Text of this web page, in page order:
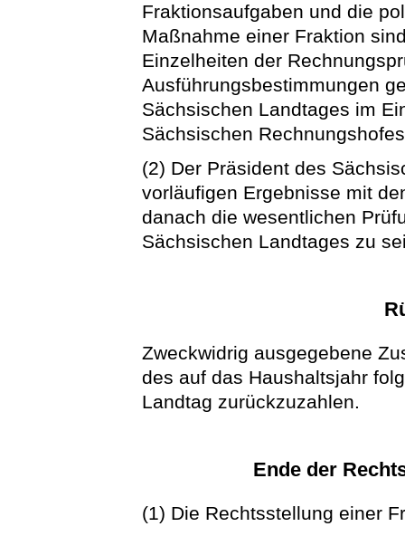
Fraktionsaufgaben und die
Maßnahme einer Fraktion
Einzelheiten der
Ausführungsbestimmungen
Sächsischen Landtages im
Sächsischen
(2) Der Präsident des
vorläufigen Ergebnisse mit
danach die wesentlichen
Sächsischen Landtages zu
Zweckwidrig ausgegebene
des auf das Haushaltsjahr
Landtag zurückzuzahlen.
Ende der
(1) Die Rechtsstellung einer